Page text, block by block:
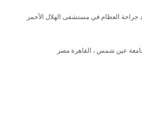
جراحة العظام في مستشفى الهلال الأحمر